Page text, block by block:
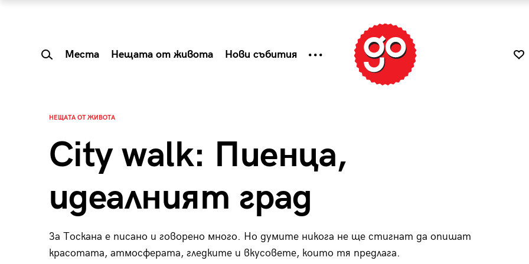
Места Нещата от живота Нови събития
НЕЩАТА ОТ ЖИВОТА
City walk: Пиенца,
идеалният град
За Тоскана е писано и говорено много. Но думите никога не ще стигнат да опишат
красотата, атмосферата, гледките и вкусовете, които тя предлага.
Summer Prelude: как
Tender is the Wine – Какво